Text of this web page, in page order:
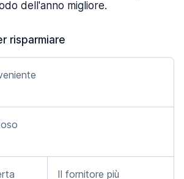
dell'anno migliore.
risparmiare
Il fornitore più